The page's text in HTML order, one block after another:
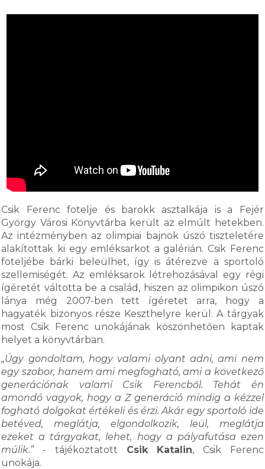
Csik Ferenc fotelje és barokk asztalkája is a Fejér
György Városi Könyvtárba került az elmúlt hetekben.
Az intézményben az olimpiai bajnok úszó tiszteletére
alakítottak ki egy emléksarkot a galérián. Csik Ferenc
foteljébe bárki beleülhet, így is átérezve a sportoló
szellemiségét. Az emléksarok létrehozásával egy régi
ígéretét váltotta be a család, hiszen az olimpikon úszó
lánya még 2007-ben tett ígéretet arra, hogy a
hagyaték bizonyos része Keszthelyre kerül. A tárgyak
most Csik Ferenc unokájának köszönhetően kaptak
helyet a könyvtárban.
„Úgy gondoltam, hogy valami olyant adni, ami nem
egy szobor, hanem ami megfogható, ami a következő
generációnak valami Csik Ferencből. Tehát én
amondó vagyok, hogy a Z generáció mindig a kézzel
fogható dolgokat értékeli és érzi. Akár egy sportoló ide
betéved, meglátja, elgondolkozik, leül, meglátja
ezeket a tárgyakat, lehet, hogy a pályafutása ezen
múlik.”- tájékoztatott Csik Katalin, Csik Ferenc
unokája.